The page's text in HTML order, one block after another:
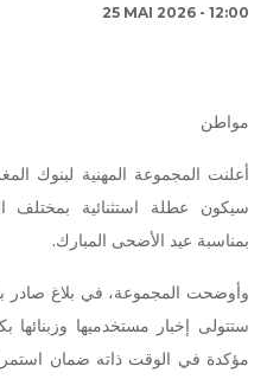
25 MAI 2026 - 12:00
مواطن
سيكون عطلة استثنائية بمختلف
بمناسبة عيد الأضحى المبارك.
ستتولى إخبار مستخدميها وزبنائها
مؤكدة في الوقت ذاته ضمان